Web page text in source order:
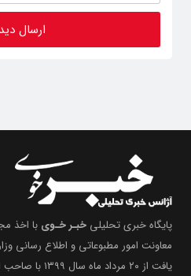
پایگاه خبری تحلیلی خبـر خـوی
معاونت امور مطبوعاتی و اطلاع رسانی
یافت از ۲۰